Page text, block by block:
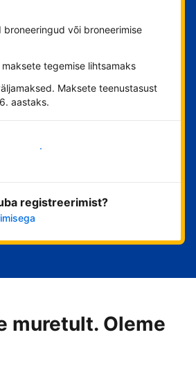
broneeringud või broneerimise
tegemise lihtsamaks
Maksete teenustasust
aastaks.
Alusta kohe
registreerimist?
muretult. Oleme